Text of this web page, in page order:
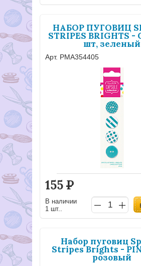
НАБОР ПУГОВИЦ
STRIPES BRIGHTS -
шт, зеленый
Арт. PMA354405
155Р
В наличии
1 шт..
Набор пуговиц
Stripes Brights -
розовый